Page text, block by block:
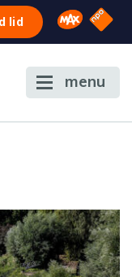
lid Omroep
NPO
menu